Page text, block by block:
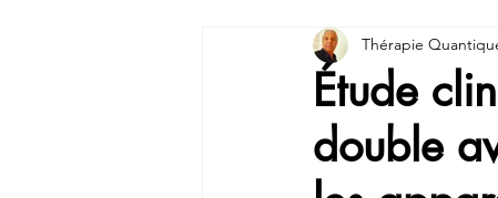
Micros courants FSM
Étude
double
Thérapie